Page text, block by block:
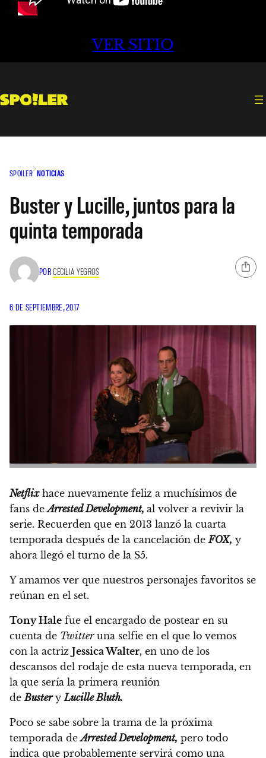
VER SITIO
SPOILER NOTICIAS
Buster y Lucille, juntos para la
quinta temporada
PORCECILIA YEGROS
6 DE SEPTIEMBRE, 2017
Netflixhace nuevamente feliz a muchísimos de
fans deArrested Development, al volver a revivir la
serie. Recuerden que en 2013 lanzó la cuarta
temporada después de la cancelación deFOX, y
ahora llegó el turno de la S5.
Y amamos ver que nuestros personajes favoritos se
reúnan en el set.
Tony Hale fue el encargado de postear en su
cuenta de Twitteruna selfie en el que lo vemos
con la actriz Jessica Walter, en uno de los
descansos del rodaje de esta nueva temporada, en
la que sería la primera reunión
deBusteryLucille Bluth.
Poco se sabe sobre la trama de la próxima
temporada deArrested Development, pero todo
indica que probablemente servirá como una